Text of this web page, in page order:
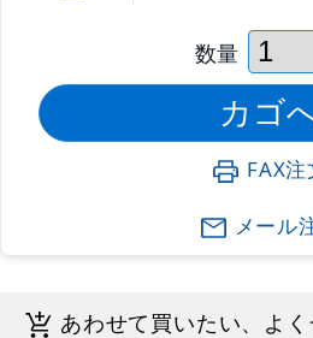
数量
FAX注
メール
あわせて買いたい、よ